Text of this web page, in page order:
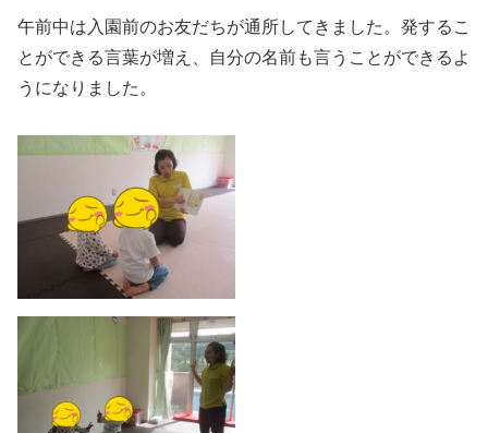
午前中は入園前のお友だちが通所してきました。発するこ
とができる言葉が増え、自分の名前も言うことができるよ
うになりました。